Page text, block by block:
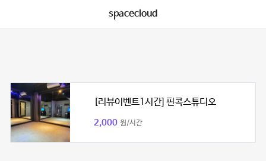
spacecloud
[리뷰이벤트1시간] 핀콕스튜디오
2,000 원/시간